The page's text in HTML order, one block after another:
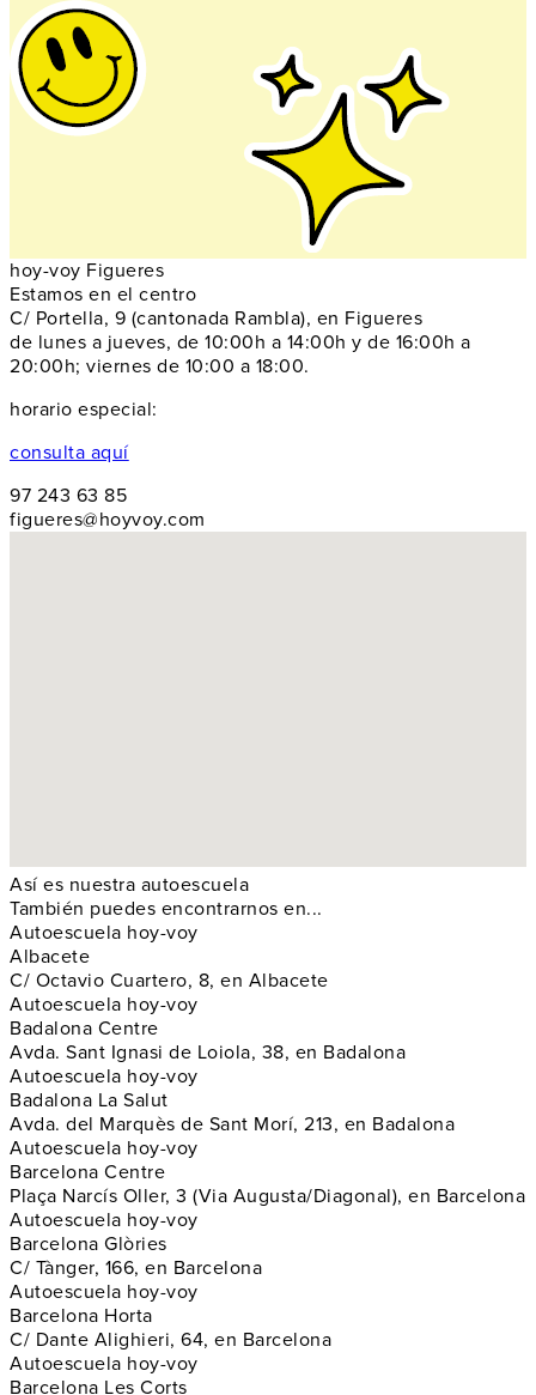
hoy-voy Figueres
Estamos en el centro
C/ Portella, 9 (cantonada Rambla), en Figueres
de lunes a jueves, de 10:00h a 14:00h y de 16:00h a
20:00h; viernes de 10:00 a 18:00.
horario especial:
consulta aquí
97 243 63 85
figueres@hoyvoy.com
Así es nuestra autoescuela
También puedes encontrarnos en...
Autoescuela hoy-voy
Albacete
C/ Octavio Cuartero, 8, en Albacete
Autoescuela hoy-voy
Badalona Centre
Avda. Sant Ignasi de Loiola, 38, en Badalona
Autoescuela hoy-voy
Badalona La Salut
Avda. del Marquès de Sant Morí, 213, en Badalona
Autoescuela hoy-voy
Barcelona Centre
Plaça Narcís Oller, 3 (Via Augusta/Diagonal), en Barcelona
Autoescuela hoy-voy
Barcelona Glòries
C/ Tànger, 166, en Barcelona
Autoescuela hoy-voy
Barcelona Horta
C/ Dante Alighieri, 64, en Barcelona
Autoescuela hoy-voy
Barcelona Les Corts